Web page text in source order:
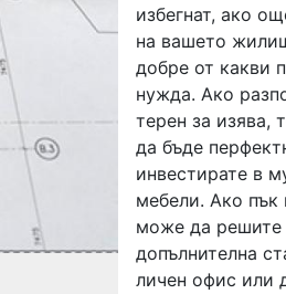
избегнат, ако
на вашето
добре от какви
нужда. Ако
терен за изява,
да бъде
инвестирате в
мебели. Ако пък
може да решите
допълнителна
личен офис или